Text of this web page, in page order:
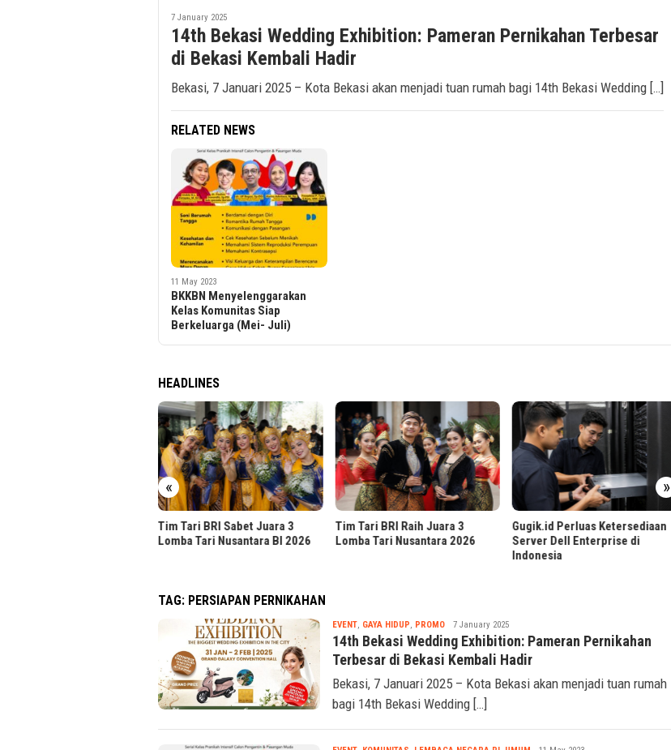
7 January 2025
14th Bekasi Wedding Exhibition: Pameran Pernikahan Terbesar
di Bekasi Kembali Hadir
Bekasi, 7 Januari 2025 – Kota Bekasi akan menjadi tuan rumah bagi 14th Bekasi Wedding […]
RELATED NEWS
11 May 2023
BKKBN Menyelenggarakan
Kelas Komunitas Siap
Berkeluarga (Mei- Juli)
HEADLINES
« »
Tim Tari BRI Sabet Juara 3
Lomba Tari Nusantara BI 2026
Tim Tari BRI Raih Juara 3
Lomba Tari Nusantara 2026
Gugik.id Perluas Ketersediaan
Server Dell Enterprise di
Indonesia
TAG: PERSIAPAN PERNIKAHAN
EVENT, GAYA HIDUP, PROMOTsaqif
Ridwan
7 January 2025
14th Bekasi Wedding Exhibition: Pameran Pernikahan
Terbesar di Bekasi Kembali Hadir
Bekasi, 7 Januari 2025 – Kota Bekasi akan menjadi tuan rumah
bagi 14th Bekasi Wedding […]